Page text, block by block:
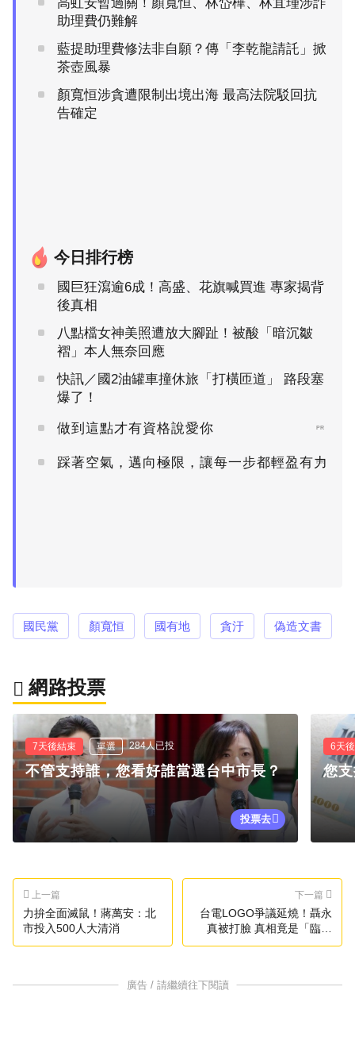
助理費仍難解
藍提助理費修法非自願？傳「李乾龍請託」掀
茶壺風暴
顏寬恒涉貪遭限制出境出海 最高法院駁回抗
告確定
今日排行榜
國巨狂瀉逾6成！高盛、花旗喊買進 專家揭背
後真相
八點檔女神美照遭放大腳趾！被酸「暗沉皺
褶」本人無奈回應
快訊／國2油罐車撞休旅「打橫匝道」 路段塞
爆了！
做到這點才有資格說愛你 PR
踩著空氣，邁向極限，讓每一步都輕盈有力
PR
國民黨 顏寬恒 國有地 貪汙 偽造文書
網路投票
7天後結束 單選 284人已投
不管支持誰，您看好誰當選台中市長？
投票去
6天
您
上一篇
力拚全面滅鼠！蔣萬安：北
市投入500人大清消
下一篇
台電LOGO爭議延燒！聶永
真被打臉 真相竟是「臨摹
的」
廣告 / 請繼續往下閱讀